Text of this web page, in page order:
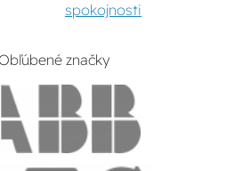
spokojnosti
značky